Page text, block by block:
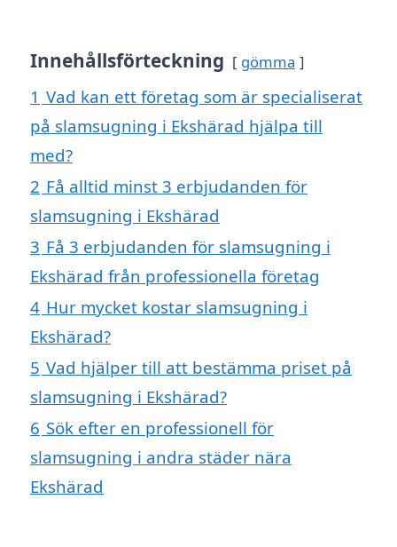
Innehållsförteckning gömma
1 Vad kan ett företag som är specialiserat
på slamsugning i Ekshärad hjälpa till
med?
2 Få alltid minst 3 erbjudanden för
slamsugning i Ekshärad
3 Få 3 erbjudanden för slamsugning i
Ekshärad från professionella företag
4 Hur mycket kostar slamsugning i
Ekshärad?
5 Vad hjälper till att bestämma priset på
slamsugning i Ekshärad?
6 Sök efter en professionell för
slamsugning i andra städer nära
Ekshärad